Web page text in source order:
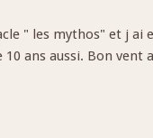
" les mythos" et j
ans aussi. Bon vent